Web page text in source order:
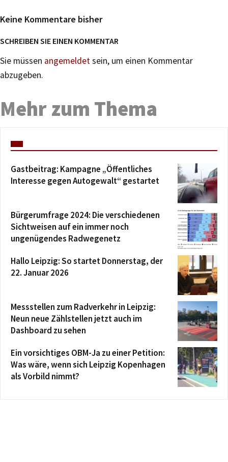
Keine Kommentare bisher
SCHREIBEN SIE EINEN KOMMENTAR
Sie müssen angemeldetsein, um einen Kommentar
abzugeben.
Mehr zum Thema
Gastbeitrag: Kampagne „Öffentliches
Interesse gegen Autogewalt“ gestartet
Bürgerumfrage 2024: Die verschiedenen
Sichtweisen auf ein immer noch
ungenügendes Radwegenetz
Hallo Leipzig: So startet Donnerstag, der
22. Januar 2026
Messstellen zum Radverkehr in Leipzig:
Neun neue Zählstellen jetzt auch im
Dashboard zu sehen
Ein vorsichtiges OBM-Ja zu einer Petition:
Was wäre, wenn sich Leipzig Kopenhagen
als Vorbild nimmt?